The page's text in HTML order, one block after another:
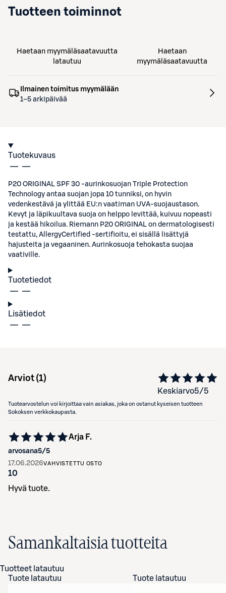
Tuotteen toiminnot
Haetaan myymäläsaatavuutta
latautuu
Haetaan
myymäläsaatavuutta
Ilmainen toimitus myymälään
1–5 arkipäivää
Tuotekuvaus
P20 ORIGINAL SPF 30 -aurinkosuojan Triple Protection
Technology antaa suojan jopa 10 tunniksi, on hyvin
vedenkestävä ja ylittää EU:n vaatiman UVA-suojaustason.
Kevyt ja läpikuultava suoja on helppo levittää, kuivuu nopeasti
ja kestää hikoilua. Riemann P20 ORIGINAL on dermatologisesti
testattu, AllergyCertified -sertifioitu, ei sisällä lisättyjä
hajusteita ja vegaaninen. Aurinkosuoja tehokasta suojaa
vaativille.
Tuotetiedot
Lisätiedot
Arviot (1)
Keskiarvo5/5
Tuotearvostelun voi kirjoittaa vain asiakas, joka on ostanut kyseisen tuotteen
Sokoksen verkkokaupasta.
arvosana5/5
Arja F.
17.06.2026VAHVISTETTU OSTO
10
Hyvä tuote.
Samankaltaisia tuotteita
Tuotteet latautuu
Tuote latautuu
Tuote latautuu